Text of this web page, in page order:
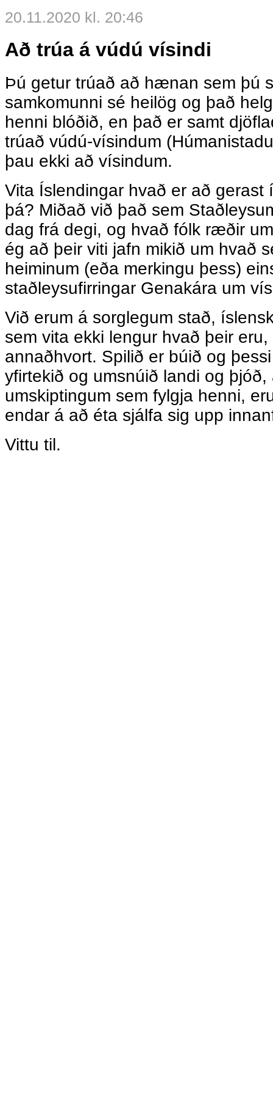
20.11.2020 kl. 20:46
Að trúa á vúdú vísindi
Þú getur trúað að hænan sem þú
samkomunni sé heilög og það
henni blóðið, en það er samt
trúað vúdú-vísindum
þau ekki að vísindum.
Vita Íslendingar hvað er að gerast
þá? Miðað við það sem
dag frá degi, og hvað fólk ræðir
ég að þeir viti jafn mikið um hvað
heiminum (eða merkingu þess)
staðleysufirringar Genakára um
Við erum á sorglegum stað,
sem vita ekki lengur hvað þeir
annaðhvort. Spilið er búið og
yfirtekið og umsnúið landi og þjóð,
umskiptingum sem fylgja henni,
endar á að éta sjálfa sig upp
Vittu til.